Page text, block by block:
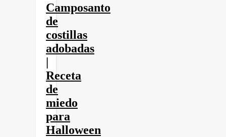
Camposanto
de
costillas
adobadas
|
Receta
de
miedo
para
Halloween